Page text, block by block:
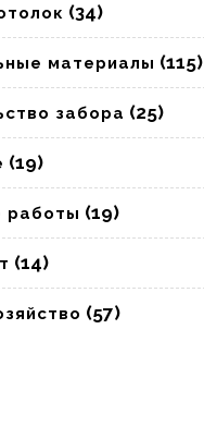
(34)
материалы (115)
забора (25)
(19)
работы (19)
(14)
(57)